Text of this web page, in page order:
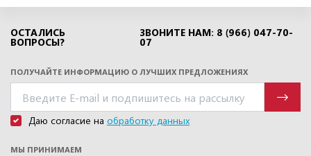
ОСТАЛИСЬ
ВОПРОСЫ?
ЗВОНИТЕ НАМ: 8 (966) 047-70-
07
ПОЛУЧАЙТЕ ИНФОРМАЦИЮ О ЛУЧШИХ ПРЕДЛОЖЕНИЯХ
Даю согласие на обработку данных
МЫ ПРИНИМАЕМ